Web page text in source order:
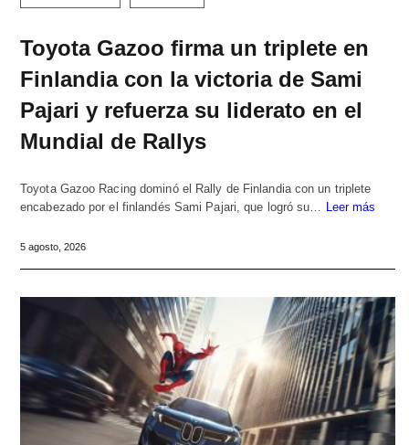
Toyota Gazoo firma un triplete en
Finlandia con la victoria de Sami
Pajari y refuerza su liderato en el
Mundial de Rallys
Toyota Gazoo Racing dominó el Rally de Finlandia con un triplete
encabezado por el finlandés Sami Pajari, que logró su… Leer más
5 agosto, 2026